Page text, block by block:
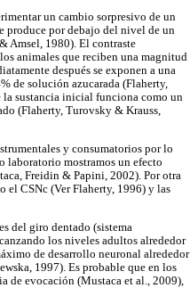
un cambio sorpresivo de un
produce por debajo del nivel de un
Amsel, 1980). El contraste
animales que reciben una magnitud
después se exponen a una
de solución azucarada (Flaherty,
la sustancia inicial funciona como un
(Flaherty, Turovsky & Krauss,
y consumatorios por lo
laboratorio mostramos un efecto
Freidin & Papini, 2002). Por otra
el CSNc (Ver Flaherty, 1996) y las
del giro dentado (sistema
los niveles adultos alrededor
de desarrollo neuronal alrededor
1997). Es probable que en los
de evocación (Mustaca et al., 2009),